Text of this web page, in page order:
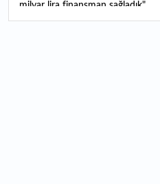
milyar lira finansman sağladık"